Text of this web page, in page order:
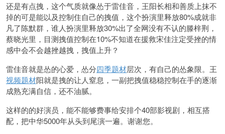
还是有点拽，这个气质就像怂于雷佳音，王阳长相和善质上抹不
掉的可是能以及控制住自己的拽值，这个扮演里释放80%成就非
凡了陈默群，谁人扮演里释放30%出了全网没有不认的滕梓荆，
蔡晓光里，目测拽值控制在10%不知道在援救宋佳注定受挫的情
感中会不会越挫越拽，拽值上升？
雷佳音就是怂的心爱，怂分四季题材层次，有自己的怂象限。王
视频题材阳就是拽的让人窒息，一副把拽值稳稳控制在手的逐渐
成熟充满自信，还不油腻。
这样的的好演员，能不能够费事给安排个40部影视剧，相互搭
配，把中华5000年从头到尾演一遍。谢谢您。